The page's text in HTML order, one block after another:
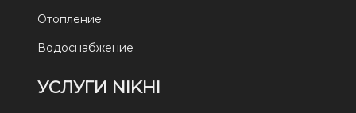
Отопление
Водоснабжение
УСЛУГИ NIKHI